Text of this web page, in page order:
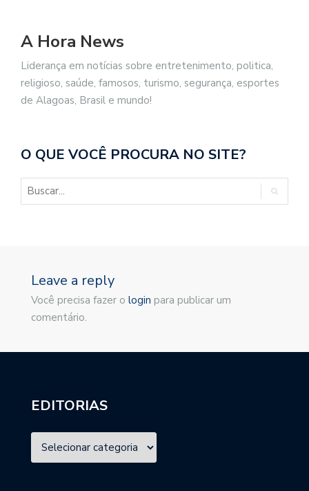
A Hora News
Liderança em notícias sobre entretenimento, politica,
religioso, saúde, famosos, turismo, segurança, esportes
de Alagoas, Brasil e mundo!
O QUE VOCÊ PROCURA NO SITE?
Leave a reply
Você precisa fazer o login para publicar um
comentário.
EDITORIAS